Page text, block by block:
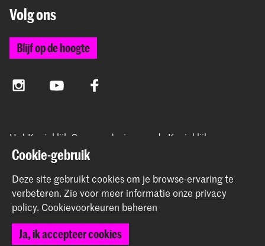
Volg ons
Blijf op de hoogte
InstagramYouTube Facebook
Het Koninklijk Conservatorium en de Koninklijke
Academie van Beeldende Kunsten vormen samen
Hogeschool der Kunsten Den Haag.
© 2025 - 2026 Koninklijk Conservatorium |
Cookievoorkeuren
Cookie-gebruik
Deze site gebruikt cookies om je browse-ervaring te
verbeteren. Zie voor meer informatie onze privacy
policy. Cookievoorkeuren beheren
Ja, ik accepteer cookies